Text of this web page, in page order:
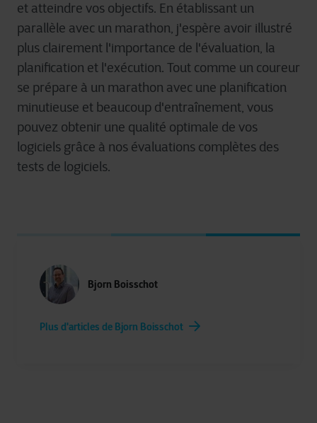
et atteindre vos objectifs. En établissant un
parallèle avec un marathon, j'espère avoir illustré
plus clairement l'importance de l'évaluation, la
planification et l'exécution. Tout comme un coureur
se prépare à un marathon avec une planification
minutieuse et beaucoup d'entraînement, vous
pouvez obtenir une qualité optimale de vos
logiciels grâce à nos évaluations complètes des
tests de logiciels.
Bjorn Boisschot
Plus d'articles de Bjorn Boisschot